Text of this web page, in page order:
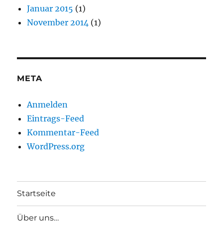
Januar 2015 (1)
November 2014 (1)
META
Anmelden
Eintrags-Feed
Kommentar-Feed
WordPress.org
Startseite
Über uns…